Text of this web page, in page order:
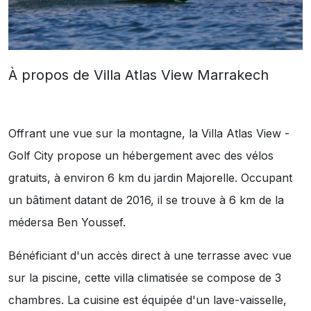
À propos de Villa Atlas View Marrakech
Offrant une vue sur la montagne, la Villa Atlas View -
Golf City propose un hébergement avec des vélos
gratuits, à environ 6 km du jardin Majorelle. Occupant
un bâtiment datant de 2016, il se trouve à 6 km de la
médersa Ben Youssef.
Bénéficiant d'un accès direct à une terrasse avec vue
sur la piscine, cette villa climatisée se compose de 3
chambres. La cuisine est équipée d'un lave-vaisselle,